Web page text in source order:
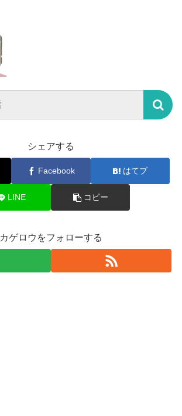
シェアする
Facebook はてブ
LINE コピー
カゲロウをフォローする